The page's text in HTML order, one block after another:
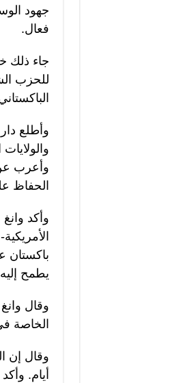
جهود
فعال.
جاء ذلك
للحزب
وأطلع
وأعرب
الحفاظ
وأكد
باكستان
يطمح
وقال
الخاصة
أيام.